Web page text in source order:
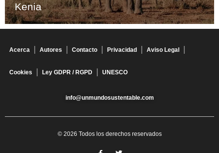
Kenia
Acerca Autores Contacto Privacidad Aviso Legal
Cookies Ley GDPR / RGPD UNESCO
info@unmundosustentable.com
© 2026 Todos los derechos reservados